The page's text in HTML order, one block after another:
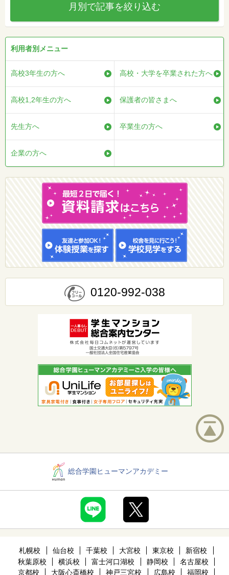
月別で記事を絞り込む
利用者別メニュー
高校3年生の方へ 高校・大学を卒業された方へ
高校1,2年生の方へ 保護者の皆さまへ
先生方へ 卒業生の方へ
企業の方へ
0120-992-038
総合学園ヒューマンアカデミー
札幌校 仙台校 千葉校 大宮校 東京校
新宿校
秋葉原校
横浜校 富士河口湖校 静岡校
名古屋校
京都校
大阪心斎橋校 神戸三宮校 広島校 福岡校